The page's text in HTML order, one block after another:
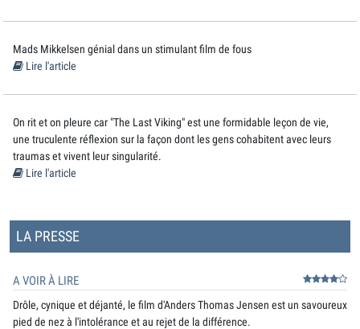
Mads Mikkelsen génial dans un stimulant film de fous
Lire l'article
On rit et on pleure car "The Last Viking" est une formidable leçon de vie,
une truculente réflexion sur la façon dont les gens cohabitent avec leurs
traumas et vivent leur singularité.
Lire l'article
LA PRESSE
A VOIR À LIRE
Drôle, cynique et déjanté, le film d'Anders Thomas Jensen est un savoureux
pied de nez à l'intolérance et au rejet de la différence.